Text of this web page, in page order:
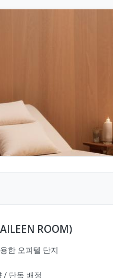
ROOM)
한 오피텔 단지
/ 단독 배정